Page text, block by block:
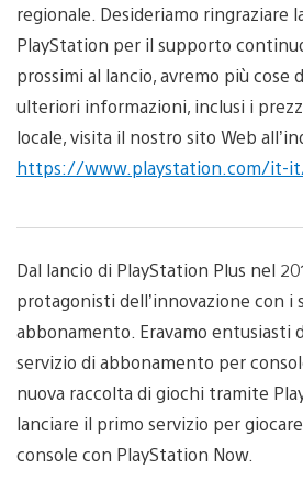
regionale. Desideriamo ringraziare
PlayStation per il supporto
prossimi al lancio, avremo più cose
ulteriori informazioni, inclusi i
locale, visita il nostro sito Web
https://www.playstation.com/it-
Dal lancio di PlayStation Plus nel
protagonisti dell’innovazione con i
abbonamento. Eravamo entusiasti
servizio di abbonamento per
nuova raccolta di giochi tramite
lanciare il primo servizio per
console con PlayStation Now.